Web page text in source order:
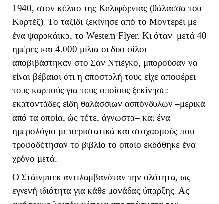
1940, στον κόλπο της Καλιφόρνιας (θάλασσα του
Κορτέζ). Το ταξίδι ξεκίνησε από το Μοντερέι με
ένα ψαροκάικο, το Western Flyer. Κι όταν μετά 40
ημέρες και 4.000 μίλια οι δυο φίλοι
αποβιβάστηκαν στο Σαν Ντιέγκο, μπορούσαν να
είναι βέβαιοι ότι η αποστολή τους είχε αποφέρει
τους καρπούς για τους οποίους ξεκίνησε:
εκατοντάδες είδη θαλάσσιων ασπόνδυλων –μερικά
από τα οποία, ώς τότε, άγνωστα– και ένα
ημερολόγιο με περιστατικά και στοχασμούς που
τροφοδότησαν το βιβλίο το οποίο εκδόθηκε ένα
χρόνο μετά.
Ο Στάινμπεκ αντιλαμβανόταν την ολότητα, ως
εγγενή ιδιότητα για κάθε μονάδας ύπαρξης. Ας